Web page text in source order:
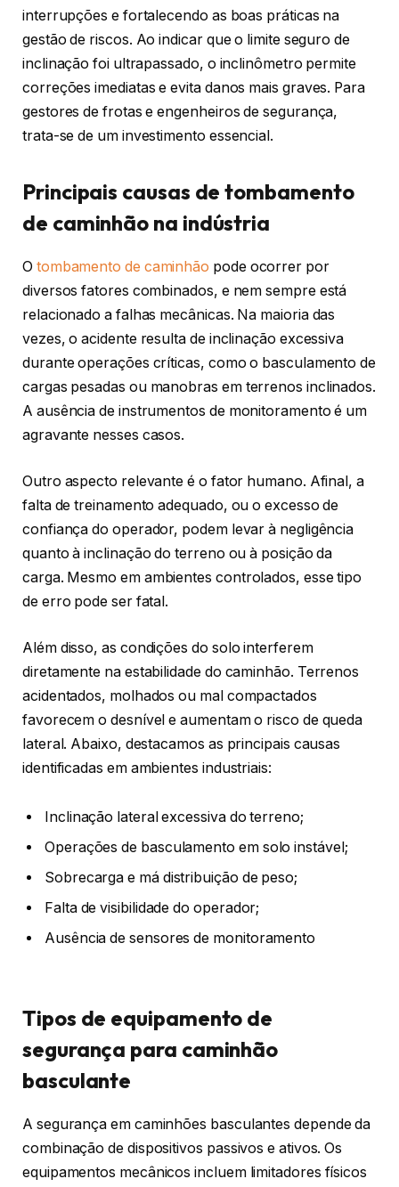
interrupções e fortalecendo as boas práticas na
gestão de riscos. Ao indicar que o limite seguro de
inclinação foi ultrapassado, o inclinômetro permite
correções imediatas e evita danos mais graves. Para
gestores de frotas e engenheiros de segurança,
trata-se de um investimento essencial.
Principais causas de tombamento
de caminhão na indústria
O tombamento de caminhão pode ocorrer por
diversos fatores combinados, e nem sempre está
relacionado a falhas mecânicas. Na maioria das
vezes, o acidente resulta de inclinação excessiva
durante operações críticas, como o basculamento de
cargas pesadas ou manobras em terrenos inclinados.
A ausência de instrumentos de monitoramento é um
agravante nesses casos.
Outro aspecto relevante é o fator humano. Afinal, a
falta de treinamento adequado, ou o excesso de
confiança do operador, podem levar à negligência
quanto à inclinação do terreno ou à posição da
carga. Mesmo em ambientes controlados, esse tipo
de erro pode ser fatal.
Além disso, as condições do solo interferem
diretamente na estabilidade do caminhão. Terrenos
acidentados, molhados ou mal compactados
favorecem o desnível e aumentam o risco de queda
lateral. Abaixo, destacamos as principais causas
identificadas em ambientes industriais:
Inclinação lateral excessiva do terreno;
Operações de basculamento em solo instável;
Sobrecarga e má distribuição de peso;
Falta de visibilidade do operador;
Ausência de sensores de monitoramento
Tipos de equipamento de
segurança para caminhão
basculante
A segurança em caminhões basculantes depende da
combinação de dispositivos passivos e ativos. Os
equipamentos mecânicos incluem limitadores físicos